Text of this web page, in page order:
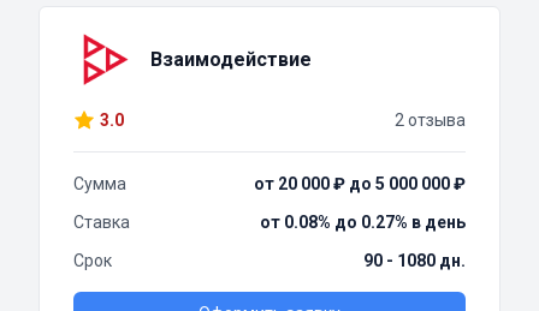
Взаимодействие
3.0 2 отзыва
Сумма
от 20 000 ₽ до 5 000 000 ₽
Ставка
от 0.08% до 0.27% в день
Срок
90 - 1080 дн.